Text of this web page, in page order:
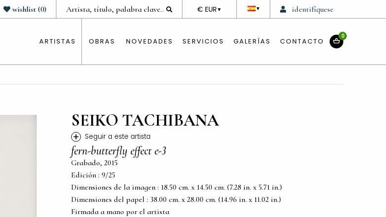
identifíquese
▼
DEVISE
€ EUR ▼
wishlist (0)
ARTISTAS OBRAS NOVEDADES SERVICIOS GALERÍAS CONTACTO
0
SEIKO TACHIBANA
+ Seguir a este artista
fern-butterfly effect e-3
Grabado, 2015
Edición : 9/25
Dimensiones de la imagen : 18.50 cm. x 14.50 cm. (7.28 in. x 5.71 in.)
Dimensiones del papel : 38.00 cm. x 28.00 cm. (14.96 in. x 11.02 in.)
Firmada a mano por el artista